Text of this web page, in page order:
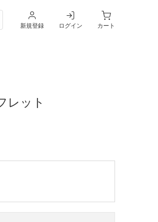
新規登録 ログイン カート
レット